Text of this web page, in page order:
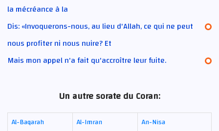
la mécréance à la
Dis: «Invoquerons-nous, au lieu d'Allah, ce qui ne peut
nous profiter ni nous nuire? Et
Mais mon appel n'a fait qu'accroître leur fuite.
Un autre sorate du Coran:
Al-Baqarah Al-Imran
An-Nisa